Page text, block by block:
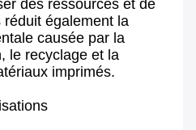
des ressources et de
également la
causée par la
le recyclage et la
imprimés.